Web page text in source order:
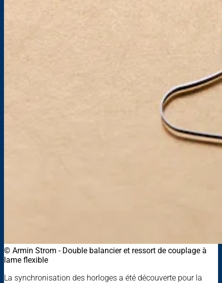
© Armin Strom - Double balancier et ressort de couplage à
lame flexible
La synchronisation des horloges a été découverte pour la